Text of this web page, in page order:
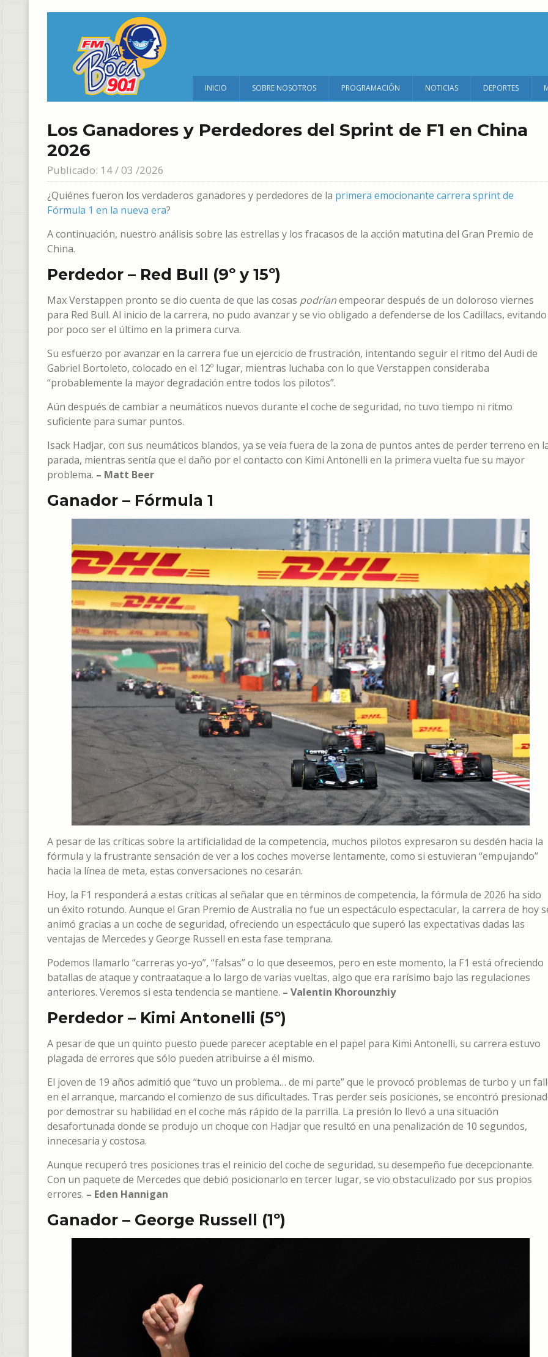
INICIO SOBRE NOSOTROS PROGRAMACIÓN NOTICIAS DEPORTES
Los Ganadores y Perdedores del Sprint de F1 en China
2026
Publicado: 14 / 03 /2026
¿Quiénes fueron los verdaderos ganadores y perdedores de la primera emocionante carrera sprint de
Fórmula 1 en la nueva era?
A continuación, nuestro análisis sobre las estrellas y los fracasos de la acción matutina del Gran Premio de
China.
Perdedor – Red Bull (9º y 15º)
Max Verstappen pronto se dio cuenta de que las cosas podríanempeorar después de un doloroso viernes
para Red Bull. Al inicio de la carrera, no pudo avanzar y se vio obligado a defenderse de los Cadillacs, evitando
por poco ser el último en la primera curva.
Su esfuerzo por avanzar en la carrera fue un ejercicio de frustración, intentando seguir el ritmo del Audi de
Gabriel Bortoleto, colocado en el 12º lugar, mientras luchaba con lo que Verstappen consideraba
“probablemente la mayor degradación entre todos los pilotos”.
Aún después de cambiar a neumáticos nuevos durante el coche de seguridad, no tuvo tiempo ni ritmo
suficiente para sumar puntos.
Isack Hadjar, con sus neumáticos blandos, ya se veía fuera de la zona de puntos antes de perder terreno en
parada, mientras sentía que el daño por el contacto con Kimi Antonelli en la primera vuelta fue su mayor
problema. – Matt Beer
Ganador – Fórmula 1
A pesar de las críticas sobre la artificialidad de la competencia, muchos pilotos expresaron su desdén hacia la
fórmula y la frustrante sensación de ver a los coches moverse lentamente, como si estuvieran “empujando”
hacia la línea de meta, estas conversaciones no cesarán.
Hoy, la F1 responderá a estas críticas al señalar que en términos de competencia, la fórmula de 2026 ha sido
un éxito rotundo. Aunque el Gran Premio de Australia no fue un espectáculo espectacular, la carrera de hoy
animó gracias a un coche de seguridad, ofreciendo un espectáculo que superó las expectativas dadas las
ventajas de Mercedes y George Russell en esta fase temprana.
Podemos llamarlo “carreras yo-yo”, “falsas” o lo que deseemos, pero en este momento, la F1 está ofreciendo
batallas de ataque y contraataque a lo largo de varias vueltas, algo que era rarísimo bajo las regulaciones
anteriores. Veremos si esta tendencia se mantiene. – Valentin Khorounzhiy
Perdedor – Kimi Antonelli (5º)
A pesar de que un quinto puesto puede parecer aceptable en el papel para Kimi Antonelli, su carrera estuvo
plagada de errores que sólo pueden atribuirse a él mismo.
El joven de 19 años admitió que “tuvo un problema… de mi parte” que le provocó problemas de turbo y un
en el arranque, marcando el comienzo de sus dificultades. Tras perder seis posiciones, se encontró
por demostrar su habilidad en el coche más rápido de la parrilla. La presión lo llevó a una situación
desafortunada donde se produjo un choque con Hadjar que resultó en una penalización de 10 segundos,
innecesaria y costosa.
Aunque recuperó tres posiciones tras el reinicio del coche de seguridad, su desempeño fue decepcionante.
Con un paquete de Mercedes que debió posicionarlo en tercer lugar, se vio obstaculizado por sus propios
errores. – Eden Hannigan
Ganador – George Russell (1º)